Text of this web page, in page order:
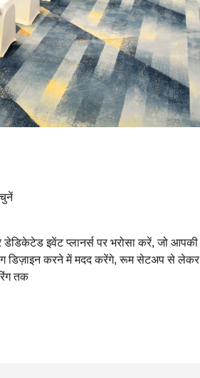
डेडिकेटेड इवेंट प्लानर्स पर भरोसा करें, जो आपकी
डिज़ाइन करने में मदद करेंगे, रूम सेटअप से लेकर
तक